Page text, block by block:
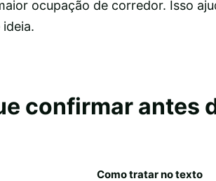
ocupação de corredor. Isso
confirmar antes
Como tratar no texto